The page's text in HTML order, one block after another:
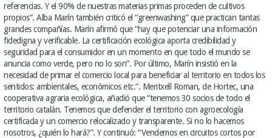
referencias. Y el 90% de nuestras materias primas proceden de cultivos
propios”. Alba Marín también criticó el “greenwashing” que practican tantas
grandes compañías. Marín afirmó que “hay que potenciar una información
fidedigna y verificable. La certificación ecológica aporta credibilidad y
seguridad para el consumidor en un momento en que todo el mundo se
anuncia como verde, pero no lo son”. Por último, Marín insistió en la
necesidad de primar el comercio local para beneficiar al territorio en todos los
sentidos: ambientales, económicos etc.”. Meritxell Roman, de Hortec, una
cooperativa agraria ecológica, añadió que “tenemos 30 socios de todo el
territorio catalán. Tenemos que defender el territorio con agroecología
certificada y un comercio relocalizado y transparente. Si no lo hacemos
nosotros, ¿quién lo hará?”. Y continuó: “Vendemos en circuitos cortos por